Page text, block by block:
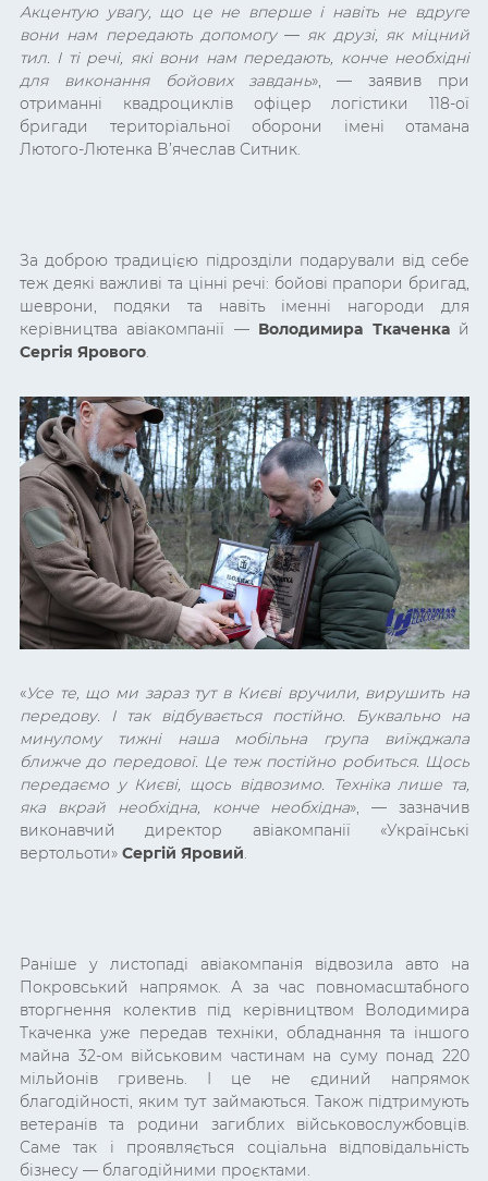
Акцентую увагу, що це не вперше і навіть не вдруге
вони нам передають допомогу — як друзі, як міцний
тил. І ті речі, які вони нам передають, конче необхідні
для виконання бойових завдань», — заявив при
отриманні квадроциклів офіцер логістики 118-ої
бригади територіальної оборони імені отамана
Лютого-Лютенка В’ячеслав Ситник.
За доброю традицією підрозділи подарували від себе
теж деякі важливі та цінні речі: бойові прапори бригад,
шеврони, подяки та навіть іменні нагороди для
керівництва авіакомпанії —Володимира Ткаченкай
Сергія Ярового.
«Усе те, що ми зараз тут в Києві вручили, вирушить на
передову. І так відбувається постійно. Буквально на
минулому тижні наша мобільна група виїжджала
ближче до передової. Це теж постійно робиться. Щось
передаємо у Києві, щось відвозимо. Техніка лише та,
яка вкрай необхідна, конче необхідна», — зазначив
виконавчий директор авіакомпанії «Українські
вертольоти» Сергій Яровий
Раніше у листопаді авіакомпанія відвозила авто на
Покровський напрямок. А за час повномасштабного
вторгнення колектив під керівництвом Володимира
Ткаченка уже передав техніки, обладнання та іншого
майна 32-ом військовим частинам на суму понад 220
мільйонів гривень. І це не єдиний напрямок
благодійності, яким тут займаються. Також підтримують
ветеранів та родини загиблих військовослужбовців.
Саме так і проявляється соціальна відповідальність
бізнесу — благодійними проєктами.